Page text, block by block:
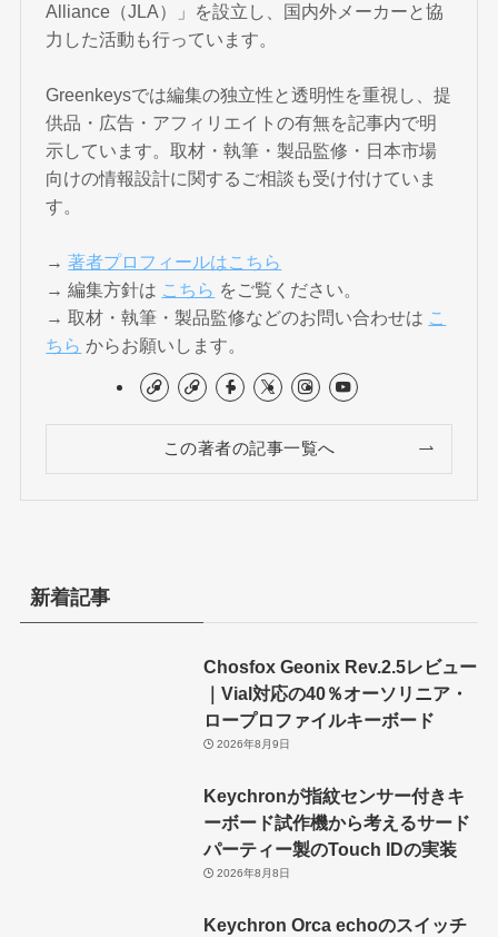
Alliance（JLA）」を設立し、国内外メーカーと協
力した活動も行っています。
Greenkeysでは編集の独立性と透明性を重視し、提
供品・広告・アフィリエイトの有無を記事内で明
示しています。取材・執筆・製品監修・日本市場
向けの情報設計に関するご相談も受け付けていま
す。
→著者プロフィールはこちら
→ 編集方針は こちら をご覧ください。
→ 取材・執筆・製品監修などのお問い合わせは こ
ちら からお願いします。
この著者の記事一覧へ
新着記事
Chosfox Geonix Rev.2.5レビュー
｜Vial対応の40％オーソリニア・
ロープロファイルキーボード
2026年8月9日
Keychronが指紋センサー付きキ
ーボード試作機から考えるサード
パーティー製のTouch IDの実装
2026年8月8日
Keychron Orca echoのスイッチ